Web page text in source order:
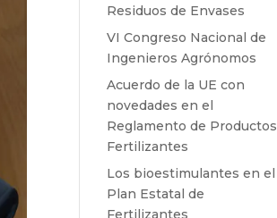
Residuos de Envases
VI Congreso Nacional de
Ingenieros Agrónomos
Acuerdo de la UE con
novedades en el
Reglamento de Productos
Fertilizantes
Los bioestimulantes en el
Plan Estatal de
Fertilizantes